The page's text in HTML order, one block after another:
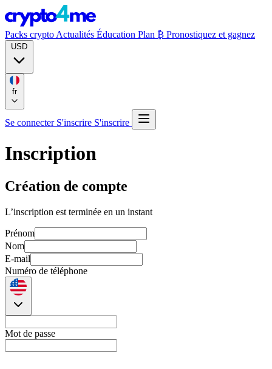
Packs crypto Actualités Éducation Plan ₿ Pronostiquez et gagnez
fr
Se connecter S'inscrire S'inscrire
Inscription
Création de compte
L’inscription est terminée en un instant
Prénom
Nom
E-mail
Numéro de téléphone
Mot de passe